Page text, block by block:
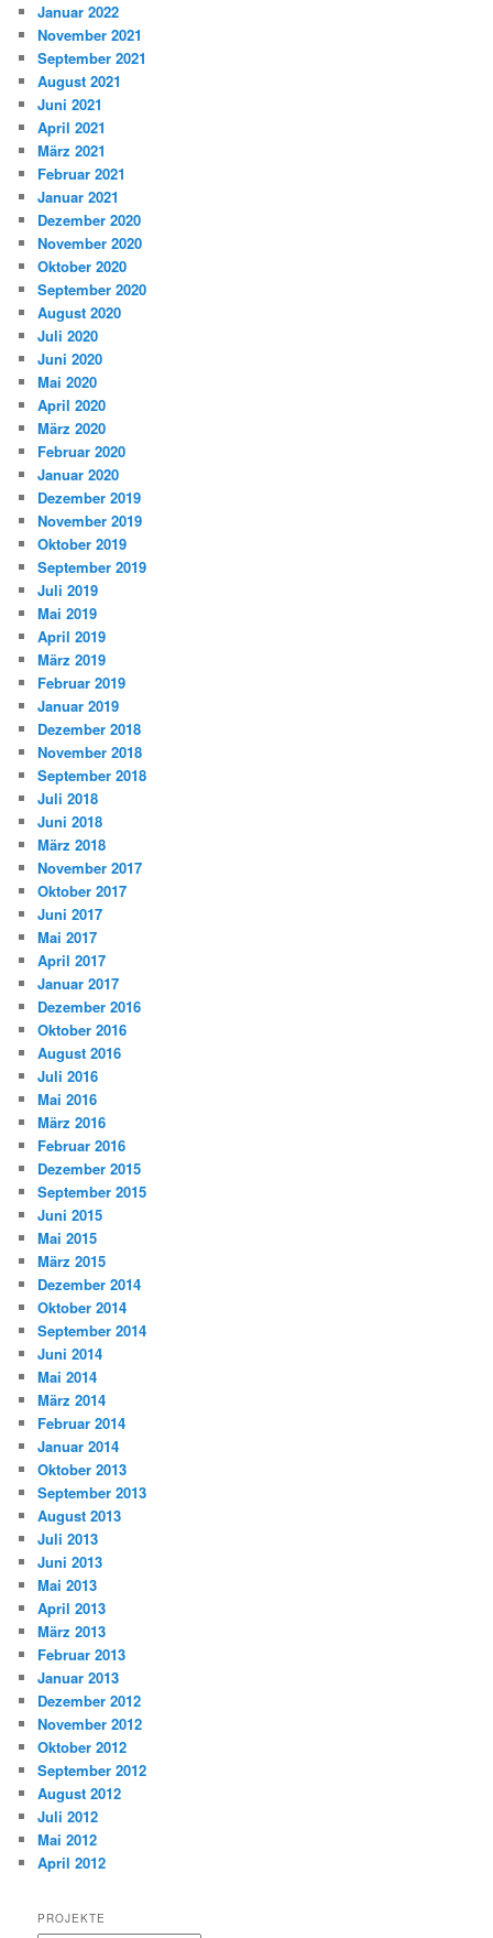
Januar 2022
November 2021
September 2021
August 2021
Juni 2021
April 2021
März 2021
Februar 2021
Januar 2021
Dezember 2020
November 2020
Oktober 2020
September 2020
August 2020
Juli 2020
Juni 2020
Mai 2020
April 2020
März 2020
Februar 2020
Januar 2020
Dezember 2019
November 2019
Oktober 2019
September 2019
Juli 2019
Mai 2019
April 2019
März 2019
Februar 2019
Januar 2019
Dezember 2018
November 2018
September 2018
Juli 2018
Juni 2018
März 2018
November 2017
Oktober 2017
Juni 2017
Mai 2017
April 2017
Januar 2017
Dezember 2016
Oktober 2016
August 2016
Juli 2016
Mai 2016
März 2016
Februar 2016
Dezember 2015
September 2015
Juni 2015
Mai 2015
März 2015
Dezember 2014
Oktober 2014
September 2014
Juni 2014
Mai 2014
März 2014
Februar 2014
Januar 2014
Oktober 2013
September 2013
August 2013
Juli 2013
Juni 2013
Mai 2013
April 2013
März 2013
Februar 2013
Januar 2013
Dezember 2012
November 2012
Oktober 2012
September 2012
August 2012
Juli 2012
Mai 2012
April 2012
PROJEKTE